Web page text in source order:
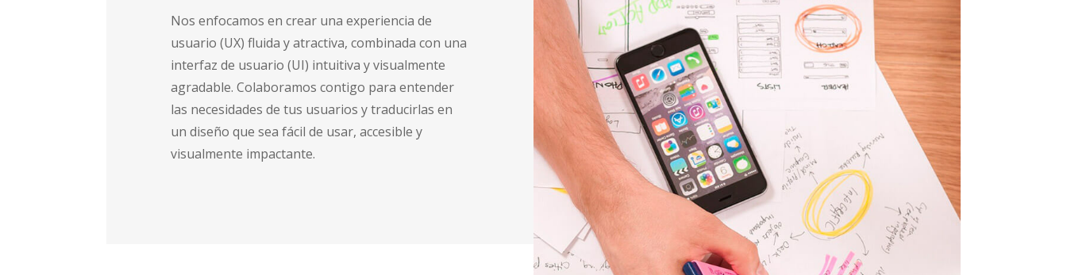
Nos enfocamos en crear una experiencia de
usuario (UX) fluida y atractiva, combinada con una
interfaz de usuario (UI) intuitiva y visualmente
agradable. Colaboramos contigo para entender
las necesidades de tus usuarios y traducirlas en
un diseño que sea fácil de usar, accesible y
visualmente impactante.